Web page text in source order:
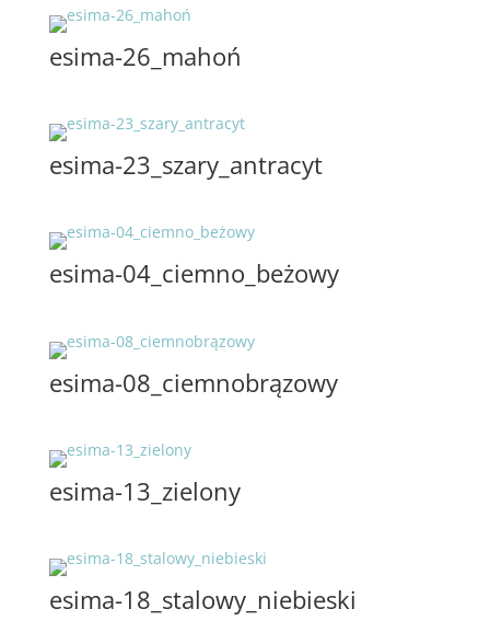
esima-26_mahoń
esima-23_szary_antracyt
esima-04_ciemno_beżowy
esima-08_ciemnobrązowy
esima-13_zielony
esima-18_stalowy_niebieski